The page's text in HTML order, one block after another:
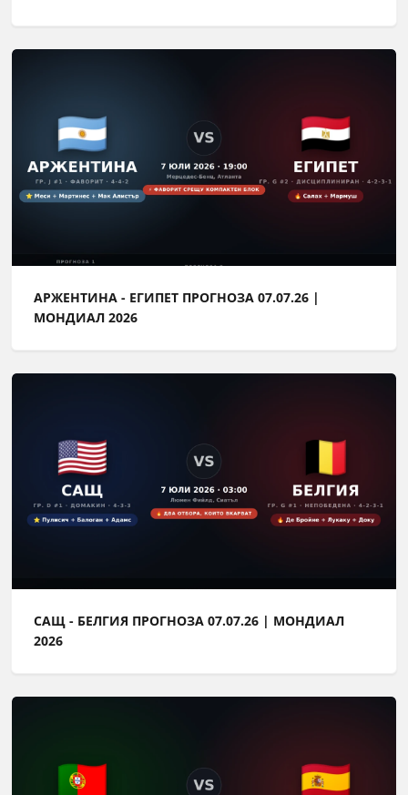
АРЖЕНТИНА - ЕГИПЕТ ПРОГНОЗА 07.07.26 |
МОНДИАЛ 2026
САЩ - БЕЛГИЯ ПРОГНОЗА 07.07.26 | МОНДИАЛ
2026